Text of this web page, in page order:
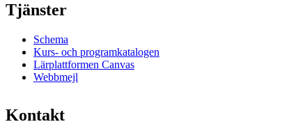
Tjänster
Schema
Kurs- och programkatalogen
Lärplattformen Canvas
Webbmejl
Kontakt